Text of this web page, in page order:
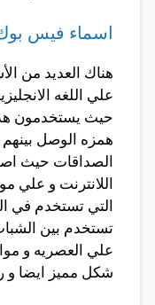
اسماء فيس
هناك العديد من
علي اللغه
حيث يستخدمون
همزه الوصل
الصداقات حيث
اللانترنت و علي
التي تستخدم في
تستخدم بين
علي العصريه و
شكل مميز ايضا و